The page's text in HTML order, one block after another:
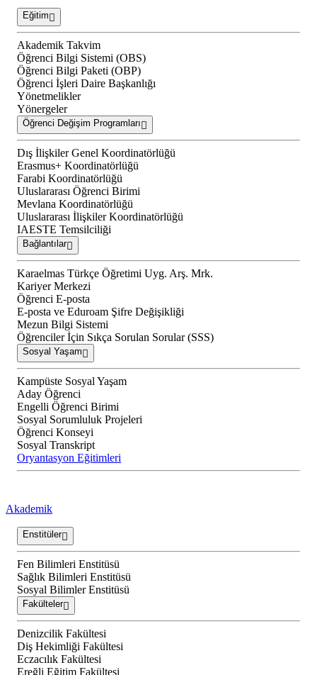
Eğitim
Akademik Takvim
Öğrenci Bilgi Sistemi (OBS)
Öğrenci Bilgi Paketi (OBP)
Öğrenci İşleri Daire Başkanlığı
Yönetmelikler
Yönergeler
Öğrenci Değişim Programları
Dış İlişkiler Genel Koordinatörlüğü
Erasmus+ Koordinatörlüğü
Farabi Koordinatörlüğü
Uluslararası Öğrenci Birimi
Mevlana Koordinatörlüğü
Uluslararası İlişkiler Koordinatörlüğü
IAESTE Temsilciliği
Bağlantılar
Karaelmas Türkçe Öğretimi Uyg. Arş. Mrk.
Kariyer Merkezi
Öğrenci E-posta
E-posta ve Eduroam Şifre Değişikliği
Mezun Bilgi Sistemi
Öğrenciler İçin Sıkça Sorulan Sorular (SSS)
Sosyal Yaşam
Kampüste Sosyal Yaşam
Aday Öğrenci
Engelli Öğrenci Birimi
Sosyal Sorumluluk Projeleri
Öğrenci Konseyi
Sosyal Transkript
Oryantasyon Eğitimleri
Akademik
Enstitüler
Fen Bilimleri Enstitüsü
Sağlık Bilimleri Enstitüsü
Sosyal Bilimler Enstitüsü
Fakülteler
Denizcilik Fakültesi
Diş Hekimliği Fakültesi
Eczacılık Fakültesi
Ereğli Eğitim Fakültesi